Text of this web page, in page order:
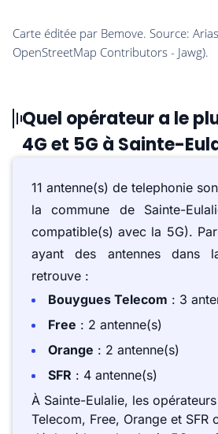
Quel opérateur a le
4G et 5G à Sainte-
11 antenne(s) de telephonie
la commune de Sainte-
compatible(s) avec la 5G).
ayant des antennes dans
retrouve :
Bouygues Telecom : 3
Free : 2 antenne(s)
Orange : 2 antenne(s)
SFR : 4 antenne(s)
À Sainte-Eulalie, les
Telecom, Free, Orange et SFR